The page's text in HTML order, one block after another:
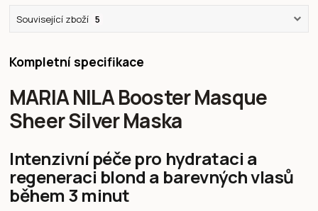
Související zboží 5
Kompletní specifikace
MARIA NILA Booster Masque
Sheer Silver Maska
Intenzivní péče pro hydrataci a
regeneraci blond a barevných vlasů
během 3 minut